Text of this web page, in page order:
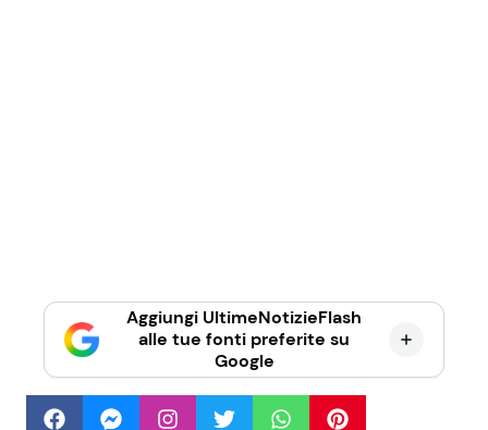
Aggiungi UltimeNotizieFlash
alle tue fonti preferite su
Google